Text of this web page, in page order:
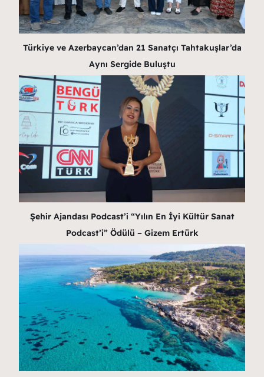
Türkiye ve Azerbaycan’dan 21 Sanatçı Tahtakuşlar’da
Aynı Sergide Buluştu
Şehir Ajandası Podcast’i “Yılın En İyi Kültür Sanat
Podcast’i” Ödülü – Gizem Ertürk